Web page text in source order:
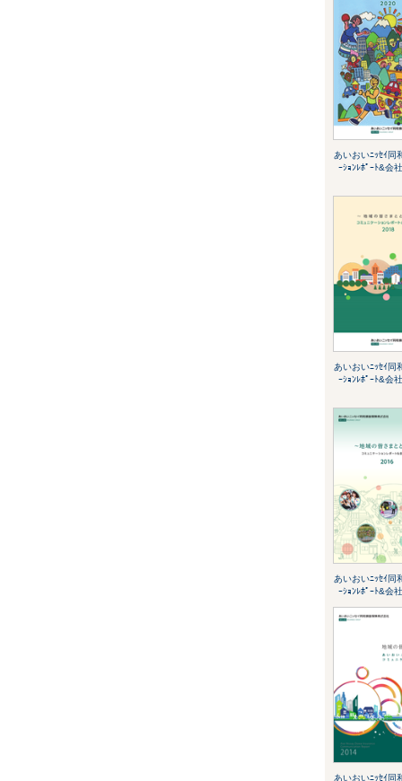
あいおいﾆｯｾｲ同
ｰｼｮﾝﾚﾎﾟｰﾄ&会
あいおいﾆｯｾｲ同
ｰｼｮﾝﾚﾎﾟｰﾄ&会
あいおいﾆｯｾｲ同
ｰｼｮﾝﾚﾎﾟｰﾄ&会
あいおいﾆｯｾｲ同